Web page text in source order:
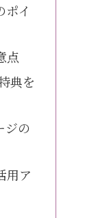
ポイ
点
典を
ジの
用ア